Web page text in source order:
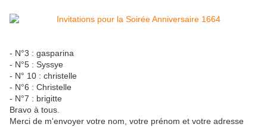
- N°3 : gasparina
- N°5 : Syssye
- N° 10 : christelle
- N°6 : Christelle
- N°7 : brigitte
Bravo à tous.
Merci de m'envoyer votre nom, votre prénom et votre adresse